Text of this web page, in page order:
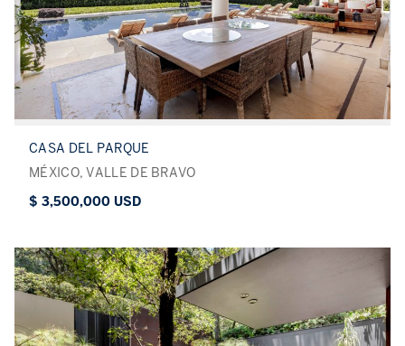
CASA DEL PARQUE
MÉXICO, VALLE DE BRAVO
$ 3,500,000 USD